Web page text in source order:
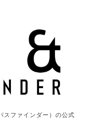
ファインダー）の公式